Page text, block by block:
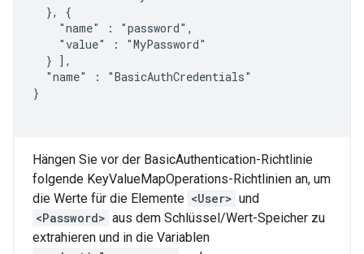
  }, {
    "name" : "password",
    "value" : "MyPassword"
  } ],
  "name" : "BasicAuthCredentials"
}
Hängen Sie vor der BasicAuthentication-Richtlinie
folgende KeyValueMapOperations-Richtlinien an, um
die Werte für die Elemente <User> und
<Password> aus dem Schlüssel/Wert-Speicher zu
extrahieren und in die Variablen